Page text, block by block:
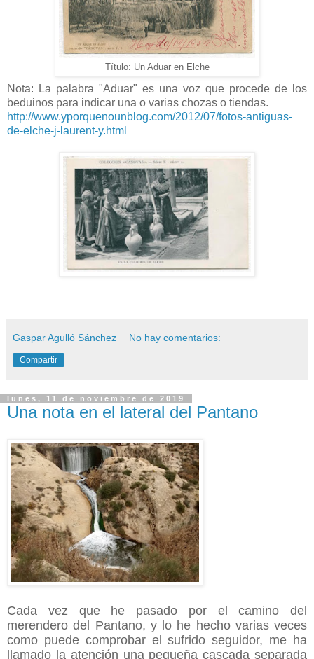
Título: Un Aduar en Elche
Nota: La palabra "Aduar" es una voz que procede de los
beduinos para indicar una o varias chozas o tiendas.
http://www.yporquenounblog.com/2012/07/fotos-antiguas-
de-elche-j-laurent-y.html
Gaspar Agulló Sánchez No hay comentarios:
Compartir
lunes, 11 de noviembre de 2019
Una nota en el lateral del Pantano
Cada vez que he pasado por el camino del
merendero del Pantano, y lo he hecho varias veces
como puede comprobar el sufrido seguidor, me ha
llamado la atención una pequeña cascada separada